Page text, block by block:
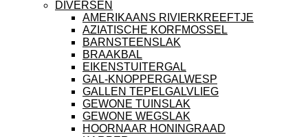
DIVERSEN
AMERIKAANS RIVIERKREEFTJE
AZIATISCHE KORFMOSSEL
BARNSTEENSLAK
BRAAKBAL
EIKENSTUITERGAL
GAL-KNOPPERGALWESP
GALLEN TEPELGALVLIEG
GEWONE TUINSLAK
GEWONE WEGSLAK
HOORNAAR HONINGRAAD